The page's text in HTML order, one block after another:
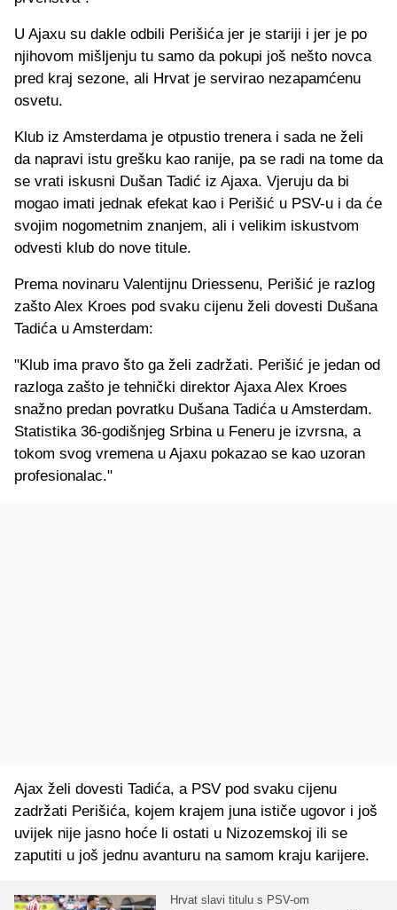
U Ajaxu su dakle odbili Perišića jer je stariji i jer je po
njihovom mišljenju tu samo da pokupi još nešto novca
pred kraj sezone, ali Hrvat je servirao nezapamćenu
osvetu.
Klub iz Amsterdama je otpustio trenera i sada ne želi
da napravi istu grešku kao ranije, pa se radi na tome da
se vrati iskusni Dušan Tadić iz Ajaxa. Vjeruju da bi
mogao imati jednak efekat kao i Perišić u PSV-u i da će
svojim nogometnim znanjem, ali i velikim iskustvom
odvesti klub do nove titule.
Prema novinaru Valentijnu Driessenu, Perišić je razlog
zašto Alex Kroes pod svaku cijenu želi dovesti Dušana
Tadića u Amsterdam:
"Klub ima pravo što ga želi zadržati. Perišić je jedan od
razloga zašto je tehnički direktor Ajaxa Alex Kroes
snažno predan povratku Dušana Tadića u Amsterdam.
Statistika 36-godišnjeg Srbina u Feneru je izvrsna, a
tokom svog vremena u Ajaxu pokazao se kao uzoran
profesionalac."
Ajax želi dovesti Tadića, a PSV pod svaku cijenu
zadržati Perišića, kojem krajem juna ističe ugovor i još
uvijek nije jasno hoće li ostati u Nizozemskoj ili se
zaputiti u još jednu avanturu na samom kraju karijere.
Hrvat slavi titulu s PSV-om